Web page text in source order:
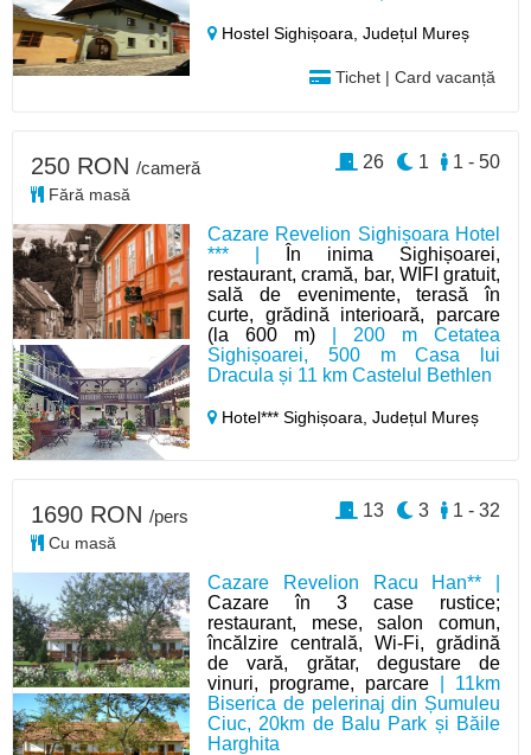
Hostel Sighișoara,Județul Mureș
Tichet | Card vacanță
Cazare Revelion Sighișoara Hotel
*** |
În inima Sighișoarei,
restaurant, cramă, bar, WIFI gratuit,
sală de evenimente, terasă în
curte, grădină interioară, parcare
(la 600 m) | 200 m Cetatea
Sighișoarei, 500 m Casa lui
Dracula și 11 km Castelul Bethlen
Hotel*** Sighișoara,Județul Mureș
250 RON /cameră
Fără masă
1 - 50
1
26
Cazare Revelion Racu Han** |
Cazare în 3 case rustice;
restaurant, mese, salon comun,
încălzire centrală, Wi-Fi, grădină
de vară, grătar, degustare de
vinuri, programe, parcare | 11km
Biserica de pelerinaj din Șumuleu
Ciuc, 20km de Balu Park și Băile
Harghita
1690 RON /pers
Cu masă
1 - 32
3
13